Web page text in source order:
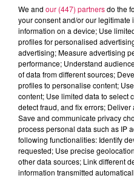
Les hits de Canal FM
20h38
20h38 20h35
20h35
We and our (447) partnersdo the
your consent and/or our legitimate
information on a device; Use
profiles for personalised
advertising; Measure advertising
performance; Understand
of data from different sources;
profiles to personalise content;
content; Use limited data to select
detect fraud, and fix errors;
Save and communicate privacy
process personal data such as IP
following functionalities: Identify
requested; Use precise
other data sources; Link different
information transmitted